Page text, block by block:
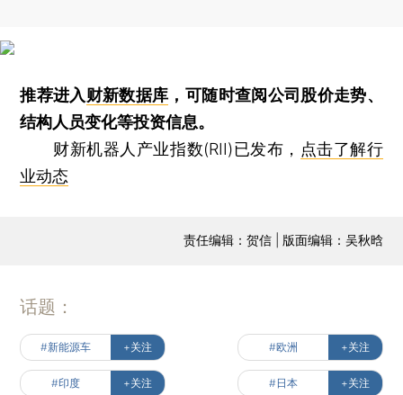
推荐进入财新数据库 ，可随时查阅公司股价走势、
结构人员变化等投资信息。
财新机器人产业指数(RII)已发布， 点击了解行
业动态
责任编辑：贺信 | 版面编辑：吴秋晗
话题：
#新能源车 +关注 #欧洲 +关注
#印度 +关注 #日本 +关注